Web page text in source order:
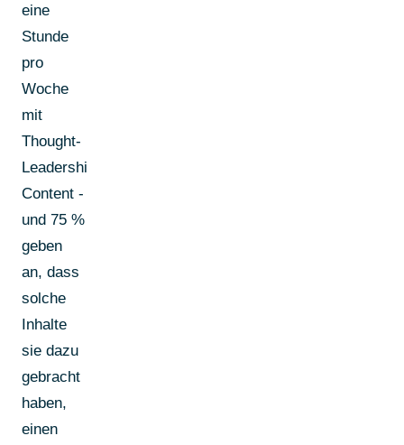
eine
Stunde
pro
Woche
mit
Thought-
Leadership-
Content -
und 75 %
geben
an, dass
solche
Inhalte
sie dazu
gebracht
haben,
einen